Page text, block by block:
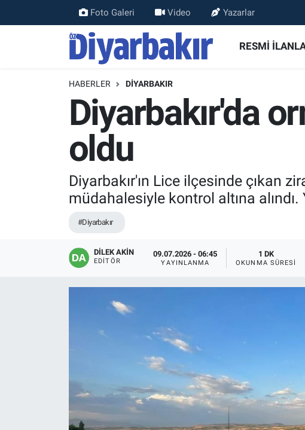
Foto Galeri Video Yazarlar
RESMİ
HABERLER DİYARBAKIR
Diyarbakır'da
oldu
Diyarbakır'ın Lice ilçesinde çıkan
müdahalesiyle kontrol altına
#Diyarbakır
DİLEK AKİN
EDITÖR
09.07.2026 - 06:45
YAYINLANMA
1 DK
OKUNMA SÜRESI
RESMİ İLANLAR
DİYARBAKIR
KÜLTÜR SANAT
EĞİTİM
SAĞLIK
Nöbetçi Eczaneler
Namaz Vakitleri
Trafik Durumu
Tüm Manşetler
Son Dakika Haberleri
Haber Arşivi